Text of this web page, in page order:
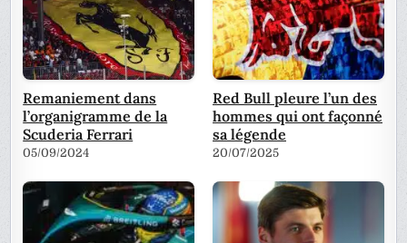
Remaniement dans
l’organigramme de la
Scuderia Ferrari
05/09/2024
Red Bull pleure l’un des
hommes qui ont façonné
sa légende
20/07/2025